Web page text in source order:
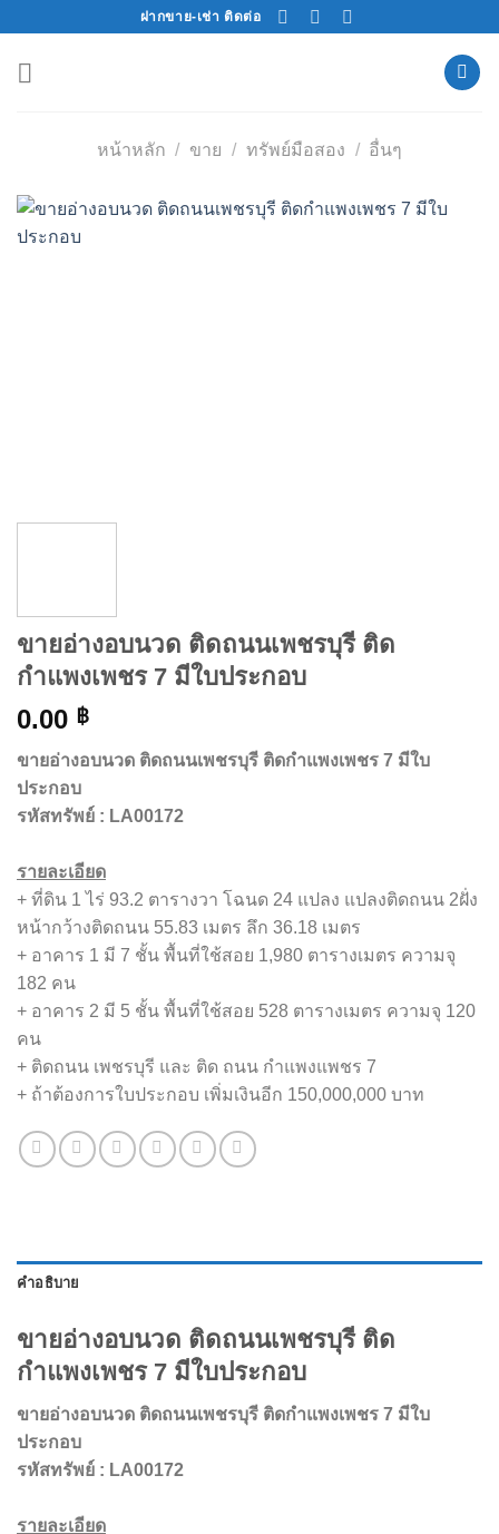
content
ฝากขาย-เช่า ติดต่อ
หน้าหลัก / ขาย / ทรัพย์มือสอง / อื่นๆ
ขายอ่างอบนวด ติดถนนเพชรบุรี ติด
กำแพงเพชร 7 มีใบประกอบ
0.00 ฿
ขายอ่างอบนวด ติดถนนเพชรบุรี ติดกำแพงเพชร 7 มีใบ
ประกอบ
รหัสทรัพย์ : LA00172
รายละเอียด
+ ที่ดิน 1 ไร่ 93.2 ตารางวา โฉนด 24 แปลง แปลงติดถนน 2ฝั่ง
หน้ากว้างติดถนน 55.83 เมตร ลึก 36.18 เมตร
+ อาคาร 1 มี 7 ชั้น พื้นที่ใช้สอย 1,980 ตารางเมตร ความจุ
182 คน
+ อาคาร 2 มี 5 ชั้น พื้นที่ใช้สอย 528 ตารางเมตร ความจุ 120
คน
+ ติดถนน เพชรบุรี และ ติด ถนน กำแพงแพชร 7
+ ถ้าต้องการใบประกอบ เพิ่มเงินอีก 150,000,000 บาท
คำอธิบาย
ขายอ่างอบนวด ติดถนนเพชรบุรี ติด
กำแพงเพชร 7 มีใบประกอบ
ขายอ่างอบนวด ติดถนนเพชรบุรี ติดกำแพงเพชร 7 มีใบ
ประกอบ
รหัสทรัพย์ : LA00172
รายละเอียด